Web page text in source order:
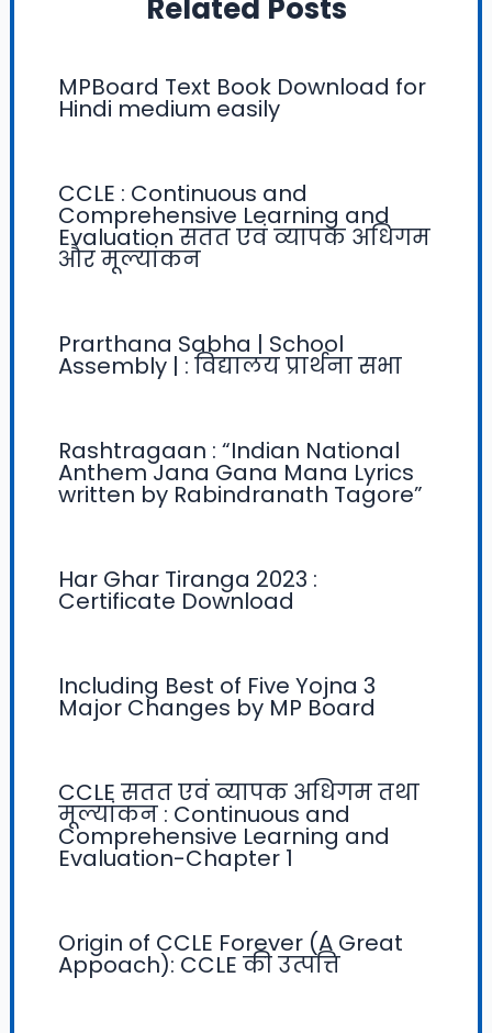
Related Posts
MPBoard Text Book Download for
Hindi medium easily
CCLE : Continuous and
Comprehensive Learning and
Evaluation सतत एवं व्यापक अधिगम
और मूल्यांकन
Prarthana Sabha | School
Assembly | : विद्यालय प्रार्थना सभा
Rashtragaan : “Indian National
Anthem Jana Gana Mana Lyrics
written by Rabindranath Tagore”
Har Ghar Tiranga 2023 :
Certificate Download
Including Best of Five Yojna 3
Major Changes by MP Board
CCLE सतत एवं व्यापक अधिगम तथा
मूल्यांकन : Continuous and
Comprehensive Learning and
Evaluation-Chapter 1
Origin of CCLE Forever (A Great
Appoach): CCLE की उत्पत्ति